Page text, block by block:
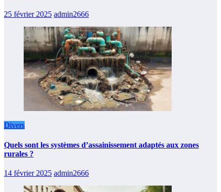
25 février 2025 admin2666
Divers
Quels sont les systèmes d’assainissement adaptés aux zones
rurales ?
14 février 2025 admin2666